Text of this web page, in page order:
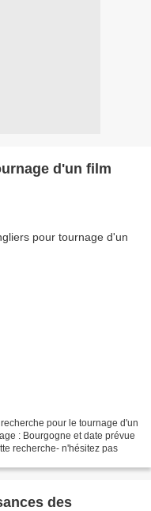
d'un film
pour le tournage d'un
: Bourgogne et date prévue
recherche- n'hésitez pas
des